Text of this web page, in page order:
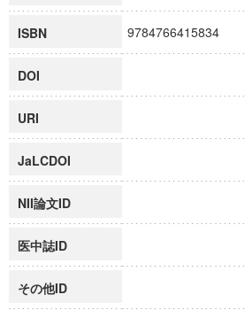
ISBN 9784766415834
DOI
URI
JaLCDOI
NII論文ID
医中誌ID
その他ID